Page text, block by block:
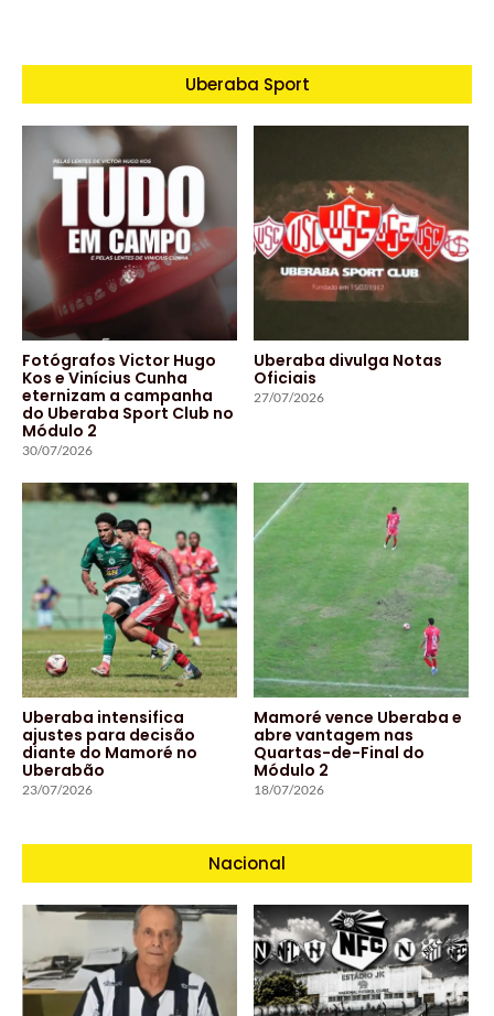
Uberaba Sport
Fotógrafos Victor Hugo
Kos e Vinícius Cunha
eternizam a campanha
do Uberaba Sport Club no
Módulo 2
30/07/2026
Uberaba divulga Notas
Oficiais
27/07/2026
Uberaba intensifica
ajustes para decisão
diante do Mamoré no
Uberabão
23/07/2026
Mamoré vence Uberaba e
abre vantagem nas
Quartas-de-Final do
Módulo 2
18/07/2026
Nacional